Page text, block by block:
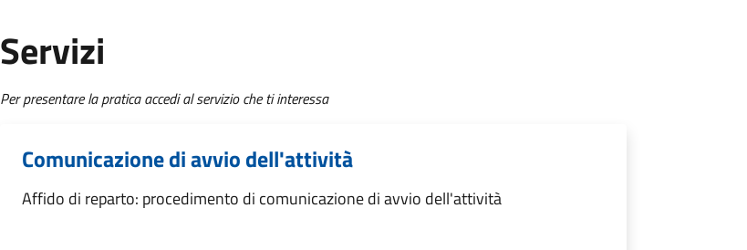
Servizi
Per presentare la pratica accedi al servizio che ti interessa
Comunicazione di avvio dell'attività
Affido di reparto: procedimento di comunicazione di avvio dell'attività